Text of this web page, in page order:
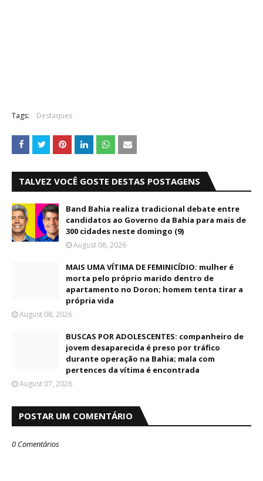
Tags: Destaques
TALVEZ VOCÊ GOSTE DESTAS POSTAGENS
Band Bahia realiza tradicional debate entre
candidatos ao Governo da Bahia para mais de
300 cidades neste domingo (9)
August 08, 2026
MAIS UMA VÍTIMA DE FEMINICÍDIO: mulher é
morta pelo próprio marido dentro de
apartamento no Doron; homem tenta tirar a
própria vida
August 08, 2026
BUSCAS POR ADOLESCENTES: companheiro de
jovem desaparecida é preso por tráfico
durante operação na Bahia; mala com
pertences da vítima é encontrada
August 07, 2026
POSTAR UM COMENTÁRIO
0 Comentários